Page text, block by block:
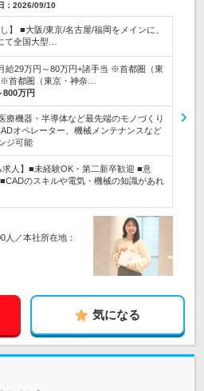
：2026/09/10
】 ■大阪/東京/名古屋/福岡をメインに、
て全国大型…
給29万円～80万円+諸手当 ※首都圏（東
首都圏（東京・神奈…
800万円
療機器・半導体など最先端のモノづくり
オペレーター、機械メンテナンスなど
ジ可能
求人】■未経験OK・第二新卒歓迎 ■意
のスキルや電気・機械の知識があれ
人／本社所在地：
気になる